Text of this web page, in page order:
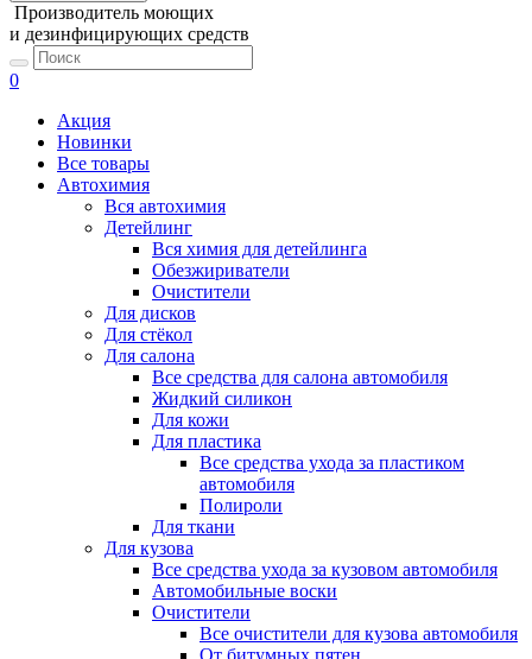
Производитель моющих
и дезинфицирующих средств
0
Акция
Новинки
Все товары
Автохимия
Вся автохимия
Детейлинг
Вся химия для детейлинга
Обезжириватели
Очистители
Для дисков
Для стёкол
Для салона
Все средства для салона автомобиля
Жидкий силикон
Для кожи
Для пластика
Все средства ухода за пластиком
автомобиля
Полироли
Для ткани
Для кузова
Все средства ухода за кузовом автомобиля
Автомобильные воски
Очистители
Все очистители для кузова автомобиля
От битумных пятен